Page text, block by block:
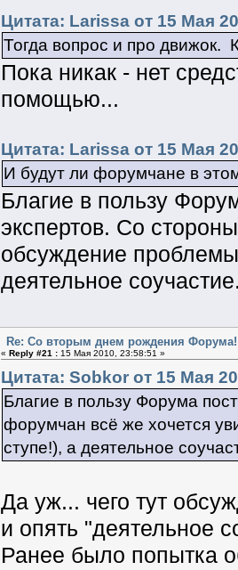
Цитата: Larissa от 15 Мая
Тогда вопрос и про движок.
Пока никак - нет
помощью...
Цитата: Larissa от 15 Мая
И будут ли форумчане в
Благие в пользу
экспертов. Со
обсуждение
деятельное
Re: Со вторым днем рождения
« Reply #21 :15 Мая 2010, 23:58:51 »
Цитата: Sobkor от 15 Мая
Благие в пользу Форума
форумчан всё же хочется
ступе!), а деятельное
Да уж... чего тут
и опять "деятельное
Ранее было попытка